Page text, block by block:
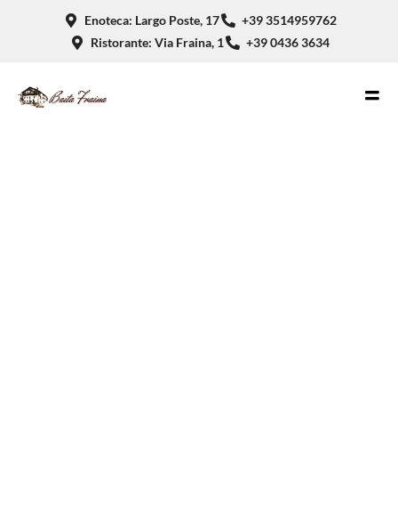
Enoteca: Largo Poste, 17
+39 3514959762
Ristorante: Via Fraina, 1
+39 0436 3634